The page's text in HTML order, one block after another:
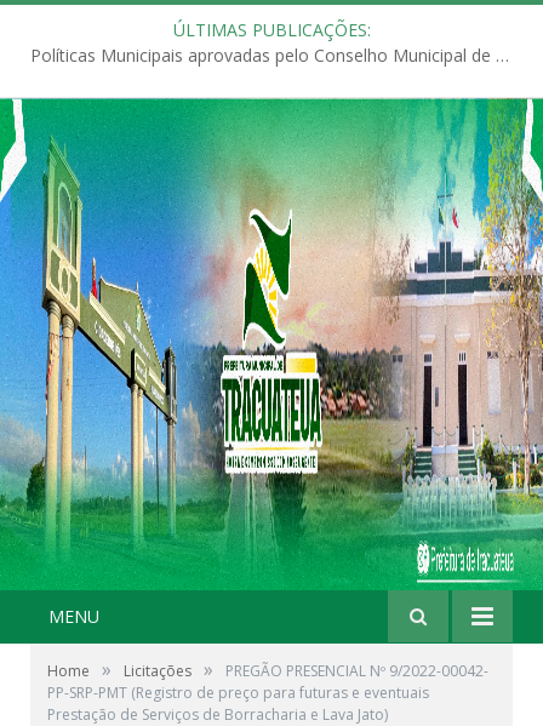
ÚLTIMAS PUBLICAÇÕES:
Políticas Municipais aprovadas pelo Conselho Municipal de Educação (CME)
MENU
Home » Licitações »
PREGÃO PRESENCIAL Nº 9/2022-00042-
PP-SRP-PMT (Registro de preço para futuras e eventuais
Prestação de Serviços de Borracharia e Lava Jato)